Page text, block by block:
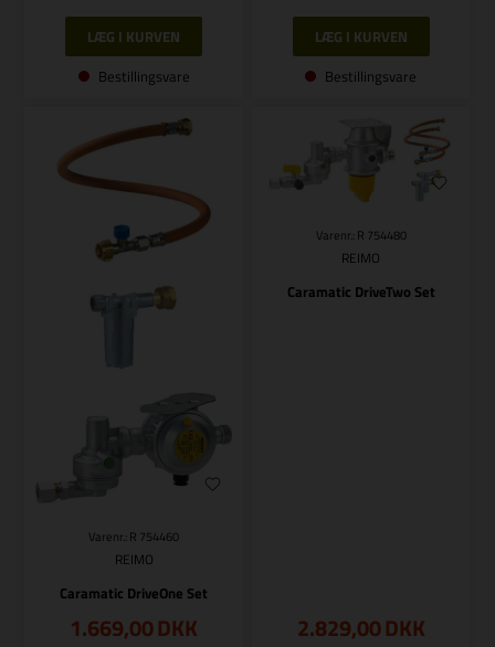
Bestillingsvare Bestillingsvare
Varenr.: R 754460
REIMO
Caramatic DriveOne Set
1.669,00DKK
Varenr.: R 754480
REIMO
Caramatic DriveTwo Set
2.829,00DKK